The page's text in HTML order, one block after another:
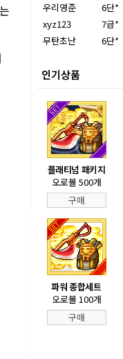
우리영준
6단*
xyz123
7급*
무탄초난
6단*
인기상품
플래티넘 패키지
오로볼 500개
구매
파워 종합세트
오로볼 100개
구매